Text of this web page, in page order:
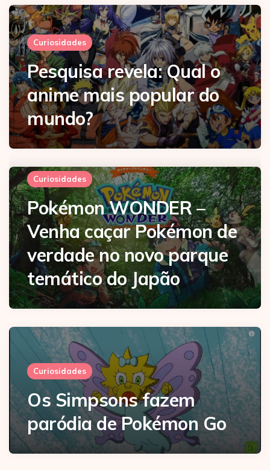
Curiosidades
Pesquisa revela: Qual o
anime mais popular do
mundo?
Curiosidades
Pokémon WONDER –
Venha caçar Pokémon de
verdade no novo parque
temático do Japão
Curiosidades
Os Simpsons fazem
paródia de Pokémon Go